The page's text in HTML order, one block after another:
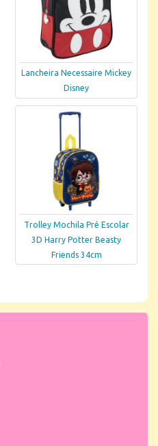
Lancheira Necessaire Mickey
Disney
Trolley Mochila Pré Escolar
3D Harry Potter Beasty
Friends 34cm